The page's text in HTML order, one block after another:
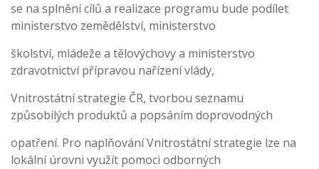
se na splnění cílů a realizace programu bude podílet
ministerstvo zemědělství, ministerstvo
školství, mládeže a tělovýchovy a ministerstvo
zdravotnictví přípravou nařízení vlády,
Vnitrostátní strategie ČR, tvorbou seznamu
způsobilých produktů a popsáním doprovodných
opatření. Pro naplňování Vnitrostátní strategie lze na
lokální úrovni využít pomoci odborných